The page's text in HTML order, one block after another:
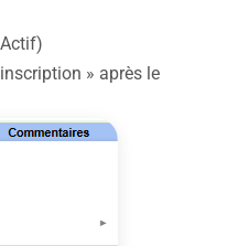
» après le